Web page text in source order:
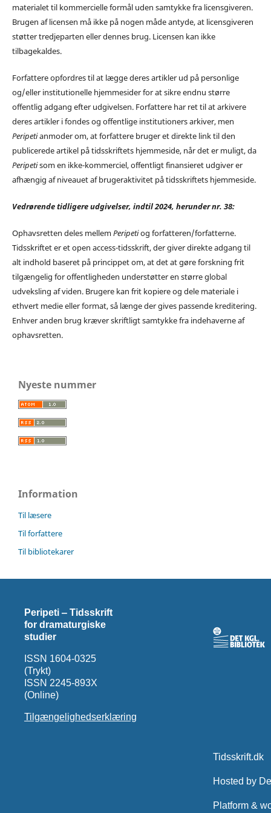
materialet til kommercielle formål uden samtykke fra licensgiveren.
Brugen af licensen må ikke på nogen måde antyde, at licensgiveren
støtter tredjeparten eller dennes brug. Licensen kan ikke
tilbagekaldes.
Forfattere opfordres til at lægge deres artikler ud på personlige
og/eller institutionelle hjemmesider for at sikre endnu større
offentlig adgang efter udgivelsen. Forfattere har ret til at arkivere
deres artikler i fondes og offentlige institutioners arkiver, men
Peripetianmoder om, at forfattere bruger et direkte link til den
publicerede artikel på tidsskriftets hjemmeside, når det er muligt, da
Peripetisom en ikke-kommerciel, offentligt finansieret udgiver er
afhængig af niveauet af brugeraktivitet på tidsskriftets hjemmeside.
Vedrørende tidligere udgivelser, indtil 2024, herunder nr. 38:
Ophavsretten deles mellemPeripetiog forfatteren/forfatterne.
Tidsskriftet er et open access-tidsskrift, der giver direkte adgang til
alt indhold baseret på princippet om, at det at gøre forskning frit
tilgængelig for offentligheden understøtter en større global
udveksling af viden. Brugere kan frit kopiere og dele materiale i
ethvert medie eller format, så længe der gives passende kreditering.
Enhver anden brug kræver skriftligt samtykke fra indehaverne af
ophavsretten.
Nyeste nummer
Information
Til læsere
Til forfattere
Til bibliotekarer
Peripeti ‒ Tidsskrift
for dramaturgiske
studier
ISSN 1604-0325
(Trykt)
ISSN 2245-893X
(Online)
Tilgængelighedserklæring